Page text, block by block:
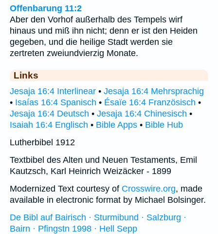
Offenbarung 11:2
Aber den Vorhof außerhalb des Tempels wirf
hinaus und miß ihn nicht; denn er ist den Heiden
gegeben, und die heilige Stadt werden sie
zertreten zweiundvierzig Monate.
Links
Jesaja 16:4 Interlinear • Jesaja 16:4 Mehrsprachig
• Isaías 16:4 Spanisch • Ésaïe 16:4 Französisch •
Jesaja 16:4 Deutsch • Jesaja 16:4 Chinesisch •
Isaiah 16:4 Englisch • Bible Apps • Bible Hub
Lutherbibel 1912
Textbibel des Alten und Neuen Testaments, Emil
Kautzsch, Karl Heinrich Weizäcker - 1899
Modernized Text courtesy of Crosswire.org, made
available in electronic format by Michael Bolsinger.
De Bibl auf Bairisch · Sturmibund · Salzburg ·
Bairn · Pfingstn 1998 · Hell Sepp